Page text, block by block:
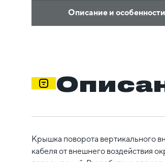
Описание и особенности
Крышка поворота вертикального
кабеля от внешнего воздействия